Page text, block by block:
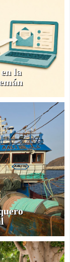
la